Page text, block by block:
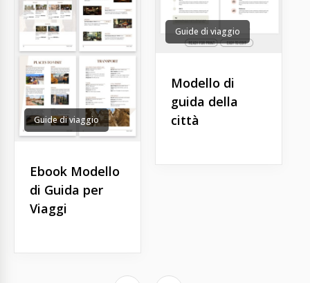
Guide di viaggio
Ebook Modello
di Guida per
Viaggi
Guide di viaggio
Modello di
guida della
città